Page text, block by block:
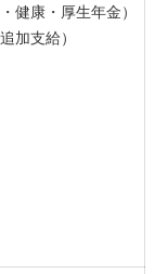
健康・厚生年金）
加支給）